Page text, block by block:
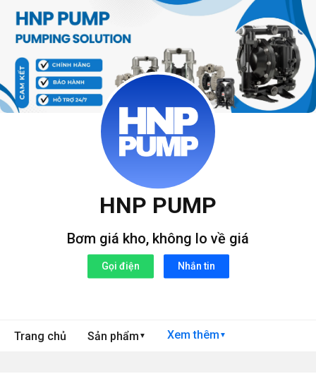
qua
dung
HNP PUMP
Bơm giá kho, không lo về giá
Gọi điện Nhắn tin
Trang chủ Sản phẩm ▼ Xem thêm ▼